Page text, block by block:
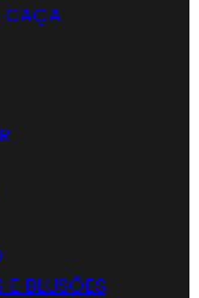
CAÇA
BLUSÕES